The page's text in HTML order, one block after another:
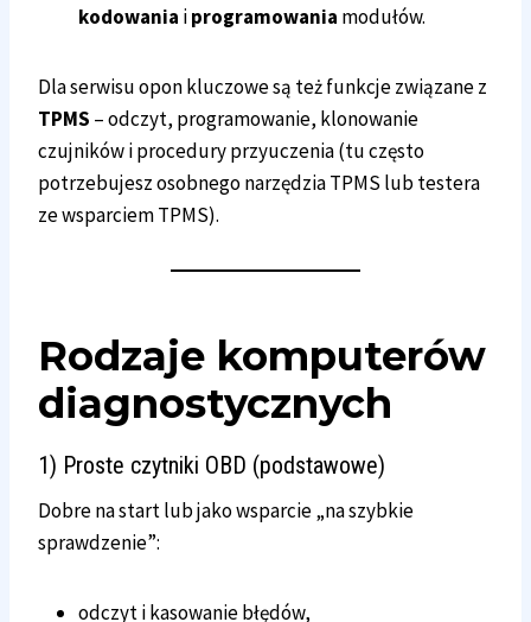
kodowania iprogramowania modułów.
Dla serwisu opon kluczowe są też funkcje związane z
TPMS – odczyt, programowanie, klonowanie
czujników i procedury przyuczenia (tu często
potrzebujesz osobnego narzędzia TPMS lub testera
ze wsparciem TPMS).
Rodzaje komputerów
diagnostycznych
1) Proste czytniki OBD (podstawowe)
Dobre na start lub jako wsparcie „na szybkie
sprawdzenie”:
odczyt i kasowanie błędów,